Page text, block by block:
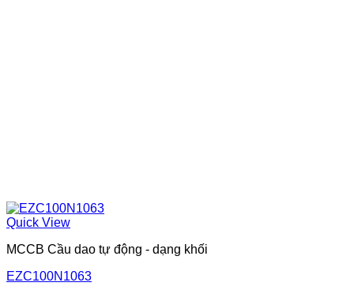
Quick View
MCCB Cầu dao tự động - dạng khối
EZC100N1063